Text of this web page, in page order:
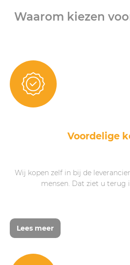
Waarom kiezen
Voordelige
Wij kopen zelf in bij de
mensen. Dat ziet u terug
Lees meer